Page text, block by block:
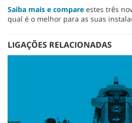
Saiba mais e compare estes três
qual é o melhor para as suas
LIGAÇÕES RELACIONADAS